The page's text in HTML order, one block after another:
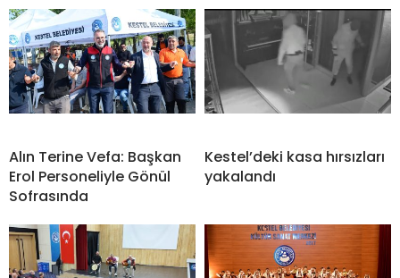
Alın Terine Vefa: Başkan
Erol Personeliyle Gönül
Sofrasında
Kestel’deki kasa hırsızları
yakalandı